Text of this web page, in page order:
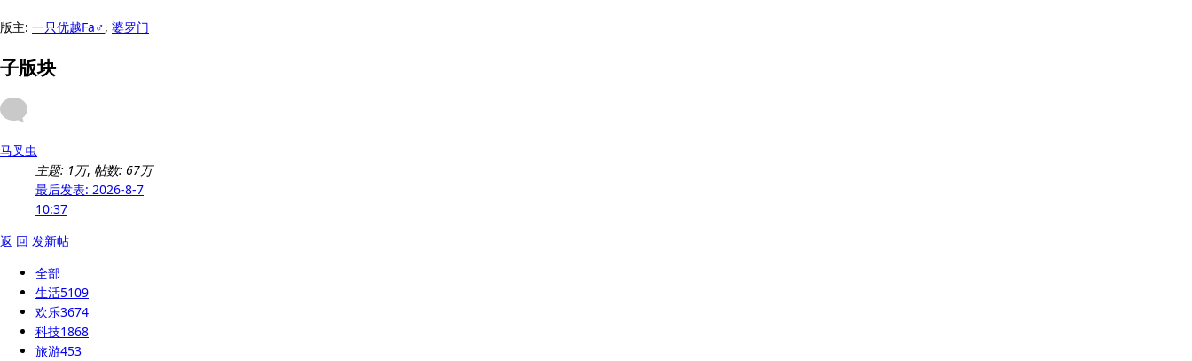
版主: 一只优越Fa♂, 婆罗门
子版块
马叉虫
主题: 1万, 帖数: 67万
最后发表: 2026-8-7
10:37
返 回 发新帖
全部
生活5109
欢乐3674
科技1868
旅游453